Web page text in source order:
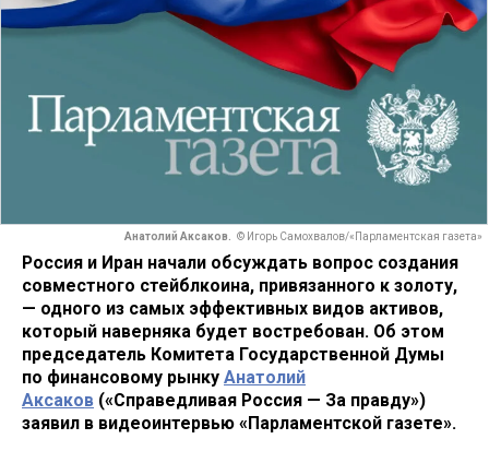
Анатолий Аксаков. © Игорь Самохвалов/«Парламентская газета»
Россия и Иран начали обсуждать вопрос создания
совместного стейблкоина, привязанного к золоту,
— одного из самых эффективных видов активов,
который наверняка будет востребован. Об этом
председатель Комитета Государственной Думы
по финансовому рынку Анатолий
Аксаков («Справедливая Россия — За правду»)
заявил в видеоинтервью «Парламентской газете».